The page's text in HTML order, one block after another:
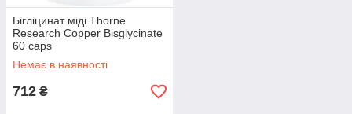
Бігліцинат міді Thorne
Research Copper Bisglycinate
60 caps
Немає в наявності
712 ₴